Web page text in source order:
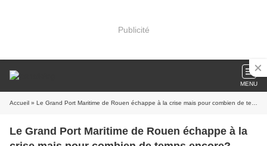
Publicité
MENU
Accueil » Le Grand Port Maritime de Rouen échappe à la crise mais pour combien de temps encore?
Le Grand Port Maritime de Rouen échappe à la